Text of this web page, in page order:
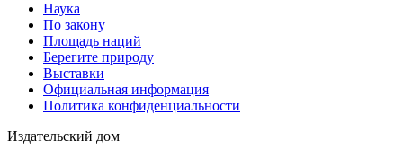
Наука
По закону
Площадь наций
Берегите природу
Выставки
Официальная информация
Политика конфиденциальности
Издательский дом